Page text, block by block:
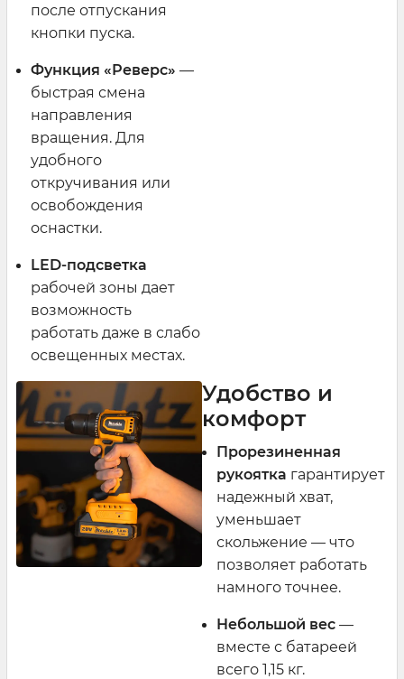
после отпускания
кнопки пуска.
Функция «Реверс» —
быстрая смена
направления
вращения. Для
удобного
откручивания или
освобождения
оснастки.
LED-подсветка
рабочей зоны дает
возможность
работать даже в слабо
освещенных местах.
Удобство и
комфорт
Прорезиненная
рукоятка гарантирует
надежный хват,
уменьшает
скольжение — что
позволяет работать
намного точнее.
Небольшой вес —
вместе с батареей
всего 1,15 кг.